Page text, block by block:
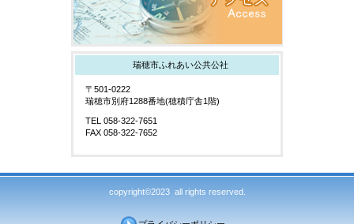
瑞穂市ふれあい公共公社
〒501-0222
瑞穂市別府1288番地(穂積庁舎1階)
TEL 058-322-7651
FAX 058-322-7652
copyright©2023 all rights reserved.